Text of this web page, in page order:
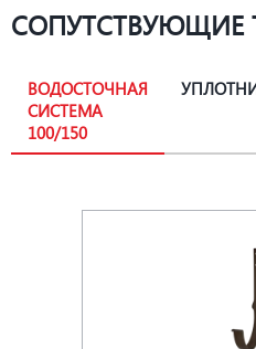
СОПУТСТВУЮЩИЕ
ВОДОСТОЧНАЯ
СИСТЕМА
100/150